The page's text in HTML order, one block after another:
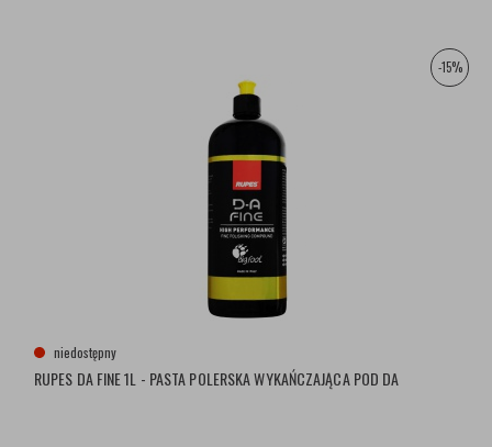
-15%
niedostępny
RUPES DA FINE 1L - PASTA POLERSKA WYKAŃCZAJĄCA POD DA